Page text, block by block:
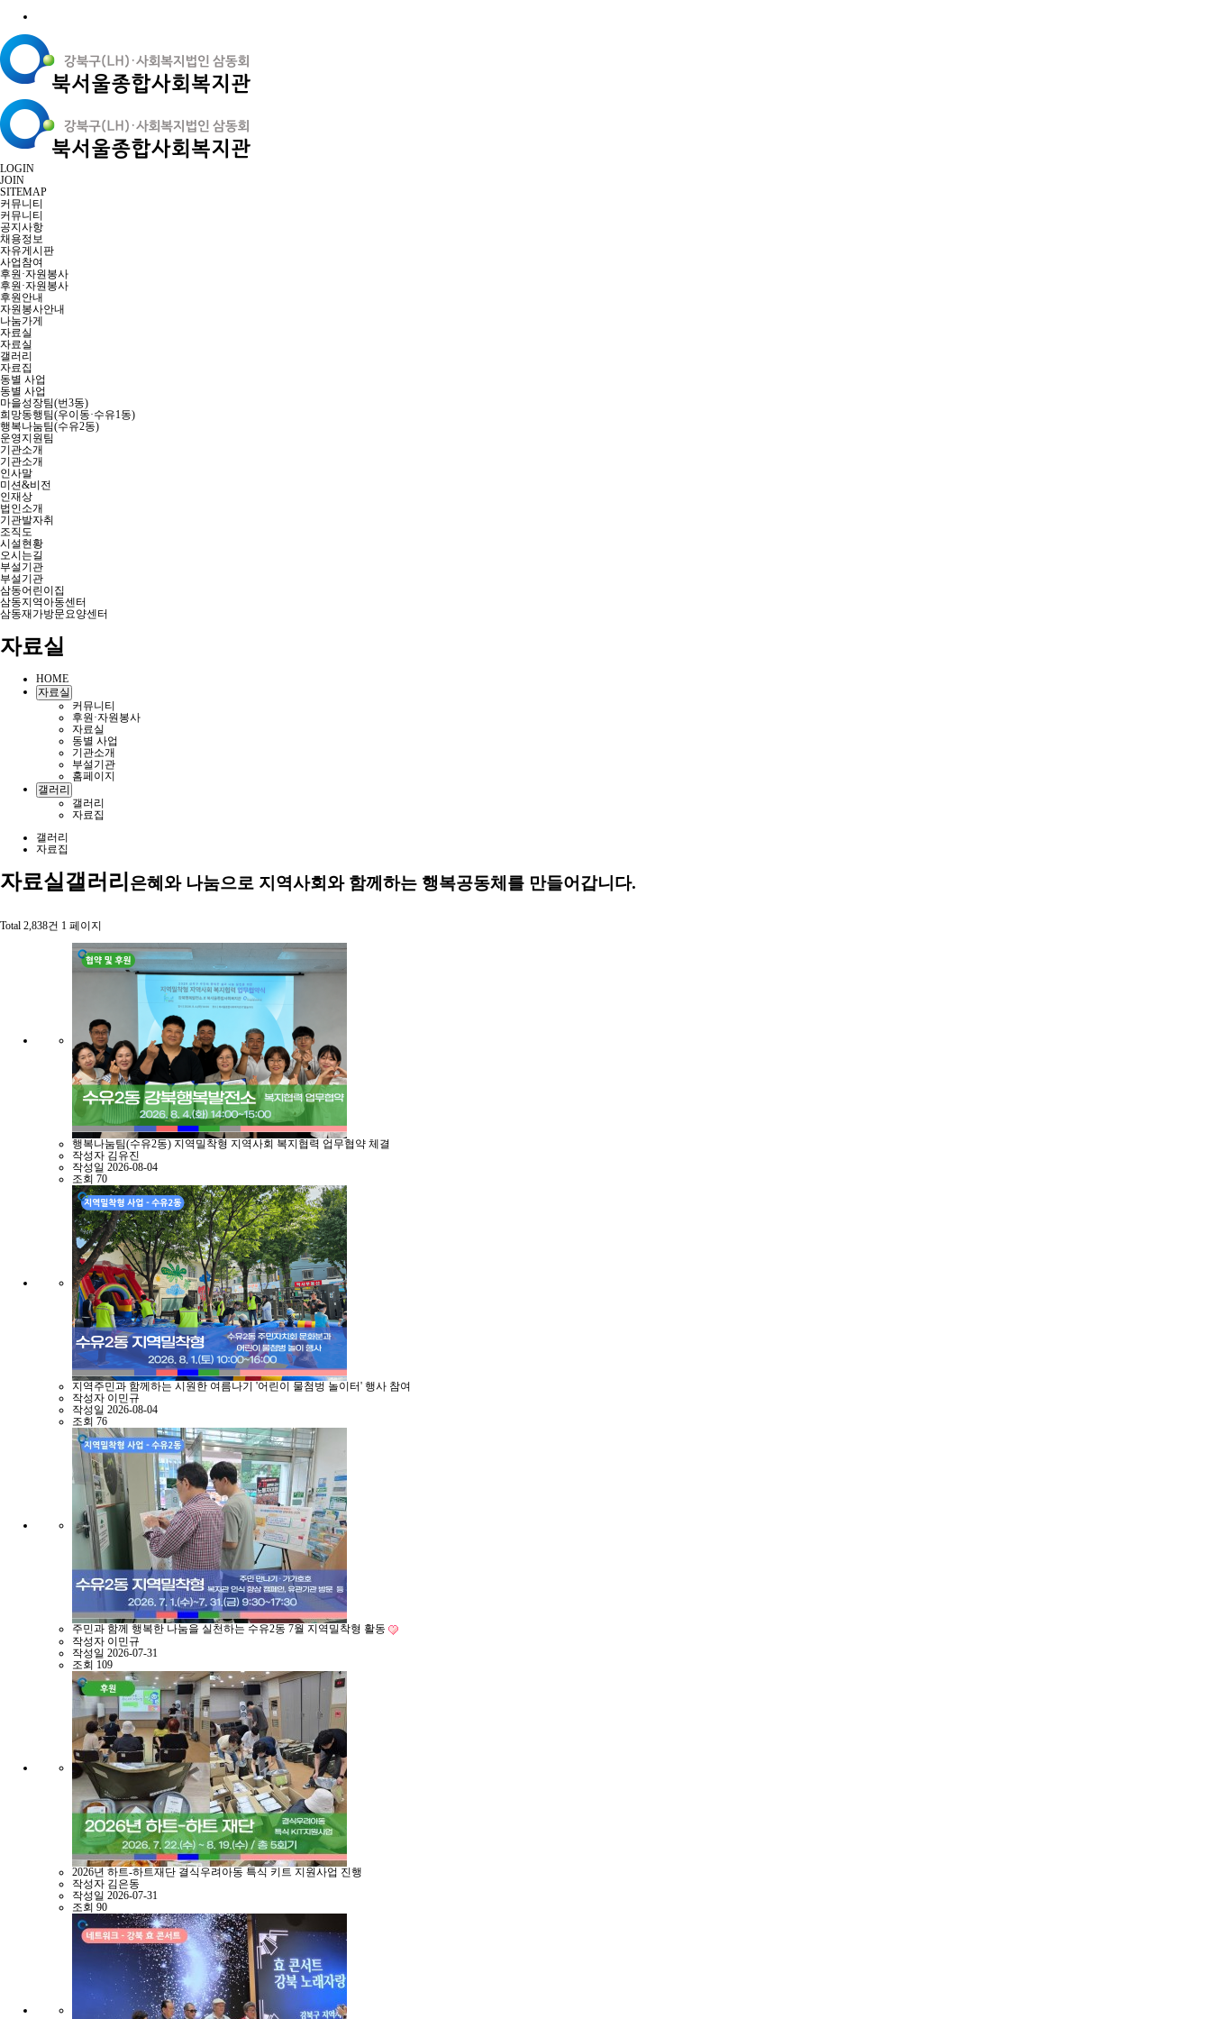
LOGIN
JOIN
SITEMAP
커뮤니티
커뮤니티
공지사항
채용정보
자유게시판
사업참여
후원·자원봉사
후원·자원봉사
후원안내
자원봉사안내
나눔가게
자료실
자료실
갤러리
자료집
동별 사업
동별 사업
마을성장팀(번3동)
희망동행팀(우이동·수유1동)
행복나눔팀(수유2동)
운영지원팀
기관소개
기관소개
인사말
미션&비전
인재상
법인소개
기관발자취
조직도
시설현황
오시는길
부설기관
부설기관
삼동어린이집
삼동지역아동센터
삼동재가방문요양센터
자료실
HOME
자료실
커뮤니티
후원·자원봉사
자료실
동별 사업
기관소개
부설기관
홈페이지
갤러리
갤러리
자료집
갤러리
자료집
자료실갤러리 은혜와 나눔으로 지역사회와 함께하는 행복공동체를 만들어갑니다.
Total 2,838건 1 페이지
행복나눔팀(수유2동) 지역밀착형 지역사회 복지협력 업무협약 체결
작성자 김유진
작성일 2026-08-04
조회 70
지역주민과 함께하는 시원한 여름나기 '어린이 물첨벙 놀이터' 행사 참여
작성자 이민규
작성일 2026-08-04
조회 76
주민과 함께 행복한 나눔을 실천하는 수유2동 7월 지역밀착형 활동
작성자 이민규
작성일 2026-07-31
조회 109
2026년 하트-하트재단 결식우려아동 특식 키트 지원사업 진행
작성자 김은동
작성일 2026-07-31
조회 90